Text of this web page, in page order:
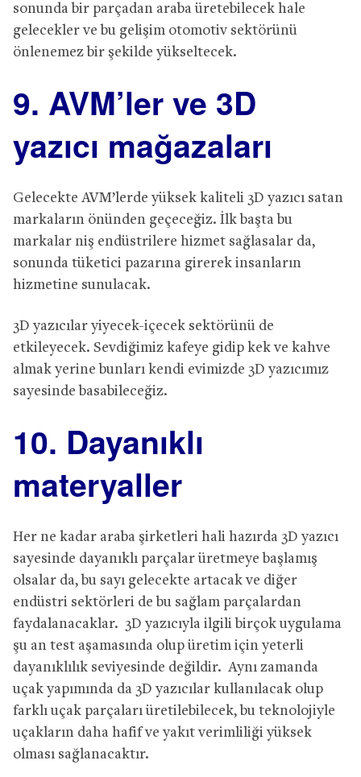
sonunda bir parçadan araba üretebilecek hale
gelecekler ve bu gelişim otomotiv sektörünü
önlenemez bir şekilde yükseltecek.
9. AVM’ler ve 3D
yazıcı mağazaları
Gelecekte AVM’lerde yüksek kaliteli 3D yazıcı satan
markaların önünden geçeceğiz. İlk başta bu
markalar niş endüstrilere hizmet sağlasalar da,
sonunda tüketici pazarına girerek insanların
hizmetine sunulacak.
3D yazıcılar yiyecek-içecek sektörünü de
etkileyecek. Sevdiğimiz kafeye gidip kek ve kahve
almak yerine bunları kendi evimizde 3D yazıcımız
sayesinde basabileceğiz.
10. Dayanıklı
materyaller
Her ne kadar araba şirketleri hali hazırda 3D yazıcı
sayesinde dayanıklı parçalar üretmeye başlamış
olsalar da, bu sayı gelecekte artacak ve diğer
endüstri sektörleri de bu sağlam parçalardan
faydalanacaklar. 3D yazıcıyla ilgili birçok uygulama
şu an test aşamasında olup üretim için yeterli
dayanıklılık seviyesinde değildir. Aynı zamanda
uçak yapımında da 3D yazıcılar kullanılacak olup
farklı uçak parçaları üretilebilecek, bu teknolojiyle
uçakların daha hafif ve yakıt verimliliği yüksek
olması sağlanacaktır.